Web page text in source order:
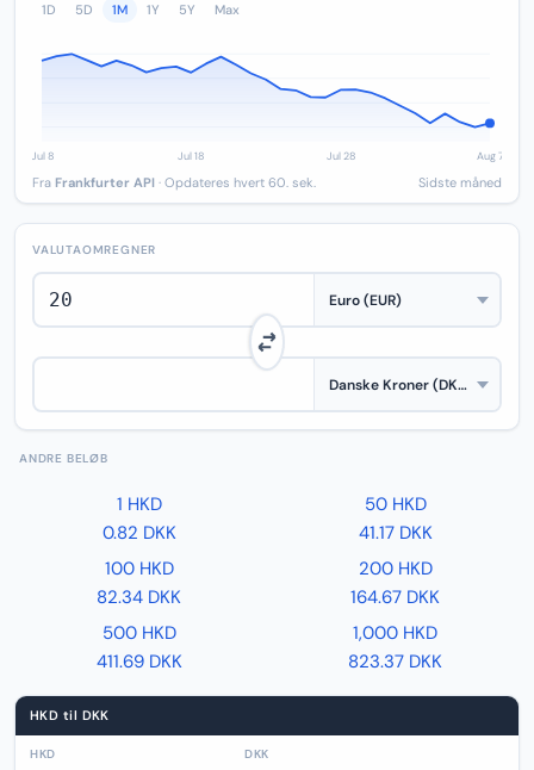
1D 5D 1M 1Y 5Y Max
Fra Frankfurter API · Opdateres hvert 60. sek. Sidste måned
VALUTAOMREGNER
ANDRE BELØB
1 HKD
0.82 DKK
50 HKD
41.17 DKK
100 HKD
82.34 DKK
200 HKD
164.67 DKK
500 HKD
411.69 DKK
1,000 HKD
823.37 DKK
HKD til DKK
HKD DKK